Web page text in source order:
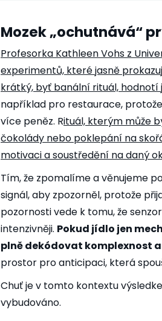
Mozek „ochutnává“
Profesorka Kathleen Vohs z
experimentů, které jasně
krátký, byť banální rituál, hodnotí
například pro restaurace,
více peněz. Rituál, kterým může
čokolády nebo poklepání na
motivacia soustředění na daný
Tím, že zpomalíme a věnujeme
signál, aby zpozorněl, protože
pozornosti vede k tomu, že
intenzivněji. Pokud jídlo jen
plně dekódovat komplexnost
prostor pro anticipaci, která
Chuť je v tomto kontextu
vybudováno.